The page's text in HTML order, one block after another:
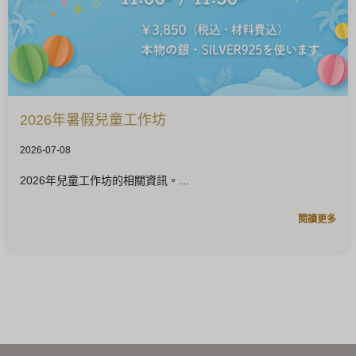
2026年暑假兒童工作坊
2026-07-08
2026年兒童工作坊的相關資訊。
閱讀更多